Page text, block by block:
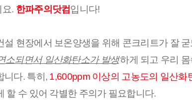
요. 한파주의닷컴입니다!
설 현장에서 보온양생을 위해 콘크리트가 잘
소되면서 일산화탄소가 발생하게 되고 우리
니다. 특히, 1,600ppm 이상의 고농도의 일산
할 수 있어 각별한 주의가 필요합니다.